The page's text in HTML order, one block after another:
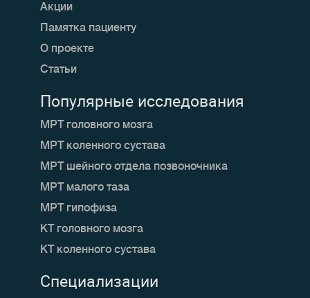
Акции
Памятка пациенту
О проекте
Статьи
Специализации
Популярные исследования
МРТ головного мозга
МРТ коленного сустава
МРТ шейного отдела позвоночника
МРТ малого таза
МРТ гипофиза
КТ головного мозга
КТ коленного сустава